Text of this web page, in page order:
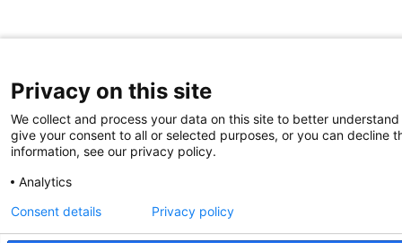
Privacy on this site
We collect and process your data on this site to better
give your consent to all or selected purposes, or you can decline
information, see our privacy policy.
Analytics
Consent details
Privacy policy